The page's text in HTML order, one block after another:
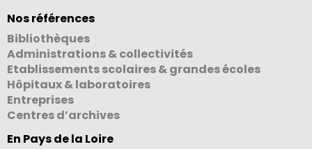
Nos références
Bibliothèques
Administrations & collectivités
Etablissements scolaires & grandes écoles
Hôpitaux & laboratoires
Entreprises
Centres d’archives
En Pays de la Loire